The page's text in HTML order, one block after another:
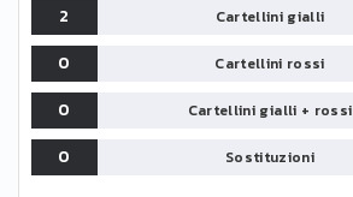
2
Cartellini gialli
0
Cartellini rossi
0
Cartellini gialli + rossi
0
Sostituzioni